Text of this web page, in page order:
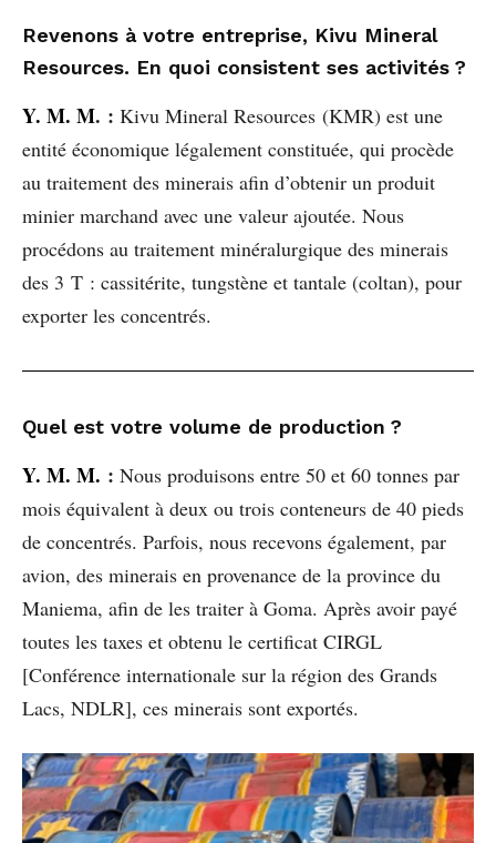
Revenons à votre entreprise, Kivu Mineral
Resources. En quoi consistent ses activités ?
Y. M. M. : Kivu Mineral Resources (KMR) est une
entité économique légalement constituée, qui procède
au traitement des minerais afin d’obtenir un produit
minier marchand avec une valeur ajoutée. Nous
procédons au traitement minéralurgique des minerais
des 3 T : cassitérite, tungstène et tantale (coltan), pour
exporter les concentrés.
Quel est votre volume de production ?
Y. M. M. : Nous produisons entre 50 et 60 tonnes par
mois équivalent à deux ou trois conteneurs de 40 pieds
de concentrés. Parfois, nous recevons également, par
avion, des minerais en provenance de la province du
Maniema, afin de les traiter à Goma. Après avoir payé
toutes les taxes et obtenu le certificat CIRGL
[Conférence internationale sur la région des Grands
Lacs, NDLR], ces minerais sont exportés.